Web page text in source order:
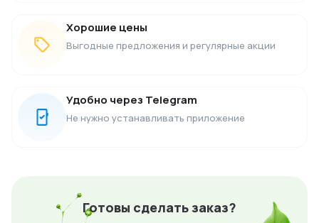
Хорошие цены
Выгодные предложения и регулярные акции
Удобно через Telegram
Не нужно устанавливать приложение
Готовы сделать заказ?